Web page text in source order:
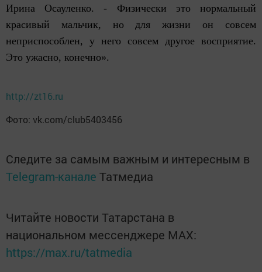
Ирина Осауленко. - Физически это нормальный
красивый мальчик, но для жизни он совсем
неприспособлен, у него совсем другое восприятие.
Это ужасно, конечно».
http://zt16.ru
Фото: vk.com/club5403456
Следите за самым важным и интересным в
Telegram-канале Татмедиа
Читайте новости Татарстана в
национальном мессенджере MАХ:
https://max.ru/tatmedia